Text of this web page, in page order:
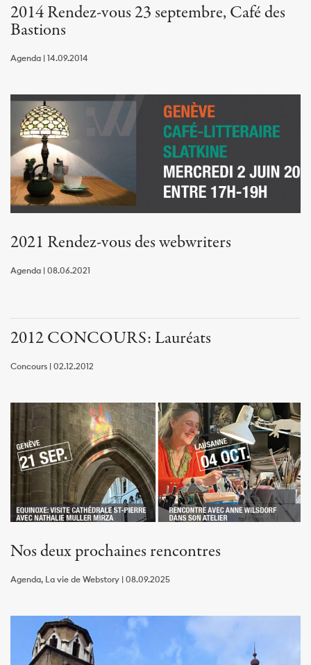
2014 Rendez-vous 23 septembre, Café des
Bastions
Agenda | 14.09.2014
2021 Rendez-vous des webwriters
Agenda | 08.06.2021
2012 CONCOURS: Lauréats
Concours | 02.12.2012
Nos deux prochaines rencontres
Agenda, La vie de Webstory | 08.09.2025